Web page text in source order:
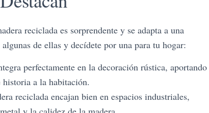
reciclada es sorprendente y se adapta a una
de ellas y decídete por una para tu hogar:
perfectamente en la decoración rústica, aportando
historia a la habitación.
reciclada encajan bien en espacios industriales,